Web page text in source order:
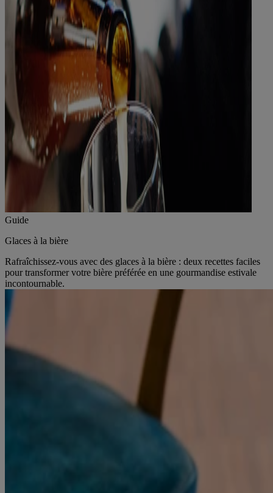
Guide
Glaces à la bière
Rafraîchissez-vous avec des glaces à la bière : deux recettes faciles
pour transformer votre bière préférée en une gourmandise estivale
incontournable.